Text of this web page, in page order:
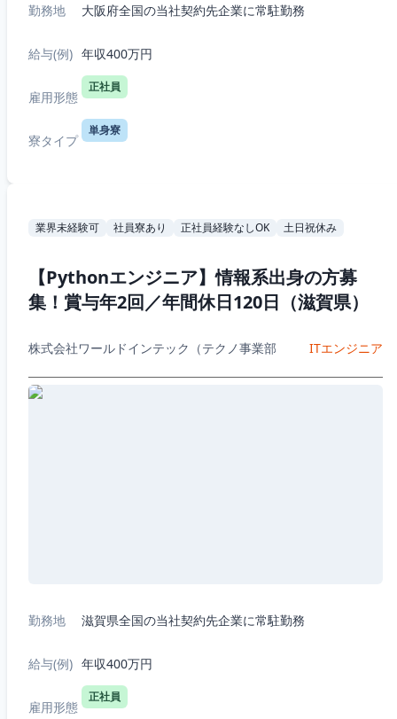
勤務地 大阪府全国の当社契約先企業に常駐勤務
給与(例) 年収400万円
雇用形態
正社員
寮タイプ
単身寮
業界未経験可 社員寮あり 正社員経験なしOK 土日祝休み
【Pythonエンジニア】情報系出身の方募
集！賞与年2回／年間休日120日（滋賀県）
株式会社ワールドインテック（テクノ事業部 ITエンジニア
勤務地 滋賀県全国の当社契約先企業に常駐勤務
給与(例) 年収400万円
雇用形態
正社員